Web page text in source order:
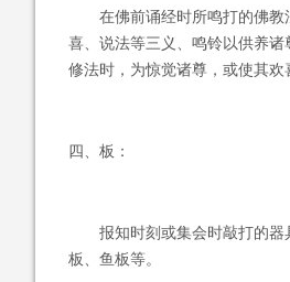
在佛前诵经时所鸣打的佛教
喜、说法等三义、鸣铃以供养诸
修法时，为惊觉诸尊，或使其欢
四、板：
报知时刻或集会时敲打的器
板、鱼板等。